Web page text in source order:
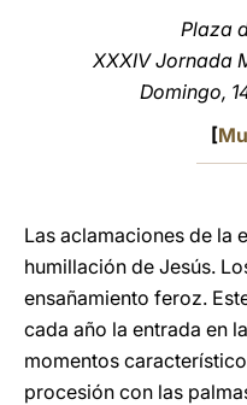
Plaza
XXXIV Jornada
Domingo,
[
Las aclamaciones de la
humillación de Jesús.
ensañamiento feroz.
cada año la entrada en
momentos
procesión con las